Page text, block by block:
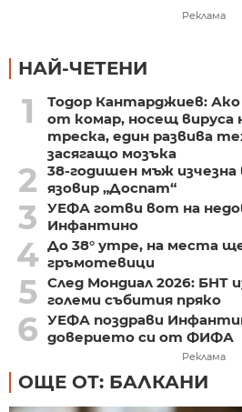
Реклама
НАЙ-ЧЕТЕНИ
1
Тодор Кантарджиев: Ако
от комар, носещ вируса
треска, един развива
засягащо мозъка
2
38-годишен мъж
язовир „Доспат“
3
УЕФА готви вот на
Инфантино
4 До 38° утре, на места
гръмотевици
5 След Мондиал 2026: БНТ
големи събития пряко
6 УЕФА поздрави
доверието си от ФИФА
Реклама
ОЩЕ ОТ: БАЛКАНИ